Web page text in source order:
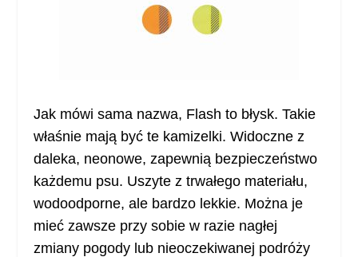
Jak mówi sama nazwa, Flash to błysk. Takie
właśnie mają być te kamizelki. Widoczne z
daleka, neonowe, zapewnią bezpieczeństwo
każdemu psu. Uszyte z trwałego materiału,
wodoodporne, ale bardzo lekkie. Można je
mieć zawsze przy sobie w razie nagłej
zmiany pogody lub nieoczekiwanej podróży